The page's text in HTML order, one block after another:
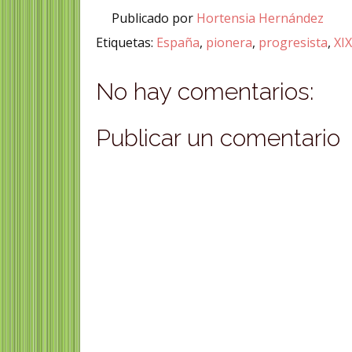
Publicado por Hortensia Hernández
Etiquetas: España, pionera, progresista,XIX
No hay comentarios:
Publicar un comentario